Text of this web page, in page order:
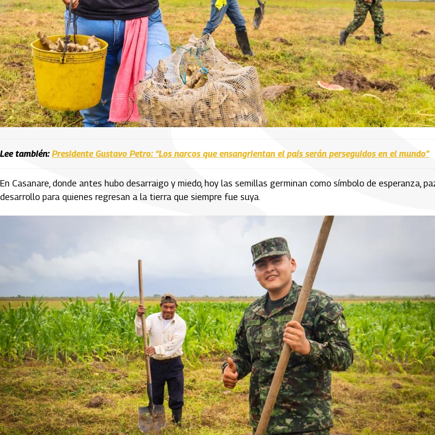
Lee también: Presidente Gustavo Petro: “Los narcos que ensangrientan el país serán perseguidos en el mundo”
En Casanare, donde antes hubo desarraigo y miedo, hoy las semillas germinan como símbolo de esperanza,
desarrollo para quienes regresan a la tierra que siempre fue suya.